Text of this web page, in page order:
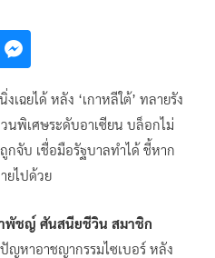
ฉยได้ หลัง ‘เกาหลีใต้’ ทลายรัง
นพิเศษระดับอาเซียน บล็อกไม่
กจับ เชื่อมือรัฐบาลทำได้ ชี้หาก
ยไปด้วย
ชญ์ ศันสนียชีวิน สมาชิก
ญหาอาชญากรรมไซเบอร์ หลัง